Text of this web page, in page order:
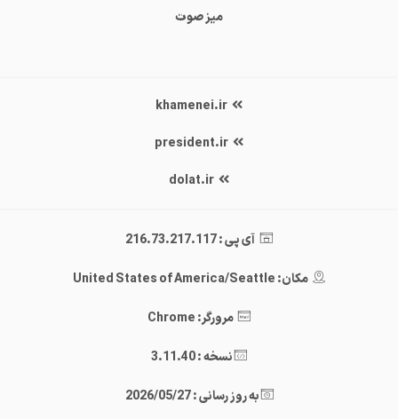
میز صوت
khamenei.ir
president.ir
dolat.ir
آی پی : 216.73.217.117
مکان: United States of America/Seattle
مرورگر: Chrome
نسخه : 3.11.40
به روز رسانی : 2026/05/27